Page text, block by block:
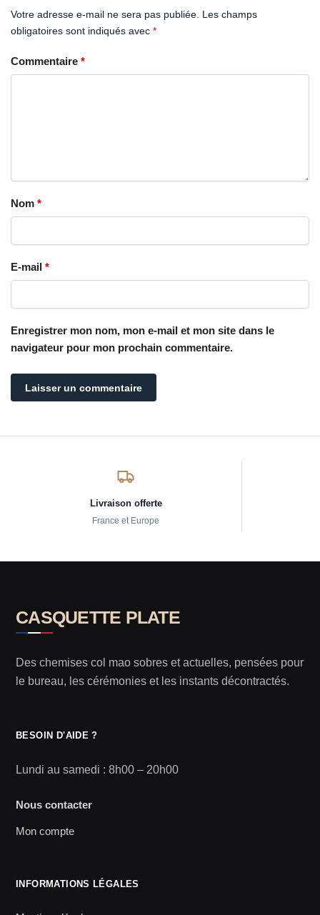
Votre adresse e-mail ne sera pas publiée. Les champs
obligatoires sont indiqués avec *
Commentaire *
Nom *
E-mail *
Enregistrer mon nom, mon e-mail et mon site dans le
navigateur pour mon prochain commentaire.
Livraison offerte
France et Europe
CASQUETTE PLATE
Des chemises col mao sobres et actuelles, pensées pour
le bureau, les cérémonies et les instants décontractés.
BESOIN D'AIDE ?
Lundi au samedi : 8h00 – 20h00
Nous contacter
Mon compte
INFORMATIONS LÉGALES